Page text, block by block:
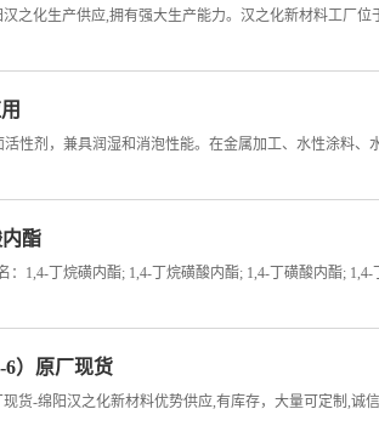
汉之化生产供应,拥有强大生产能力。汉之化新材料工厂
性剂，兼具润湿和消泡性能。在金属加工、水性涂料
酯
1,4-丁烷磺内酯; 1,4-丁烷磺酸内酯; 1,4-丁磺酸内酯;
6）原厂现货
现货-绵阳汉之化新材料优势供应,有库存，大量可定制,